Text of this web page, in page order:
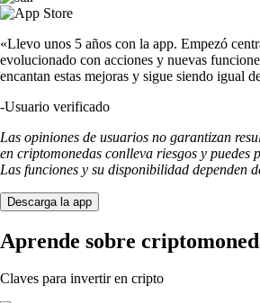
«Llevo unos 5 años con la app. Empezó
evolucionado con acciones y nuevas
encantan estas mejoras y sigue siendo igual
-Usuario verificado
Las opiniones de usuarios no garantizan
en criptomonedas conlleva riesgos y puedes
Las funciones y su disponibilidad dependen
Descarga la app
Aprende sobre
Claves para invertir en cripto